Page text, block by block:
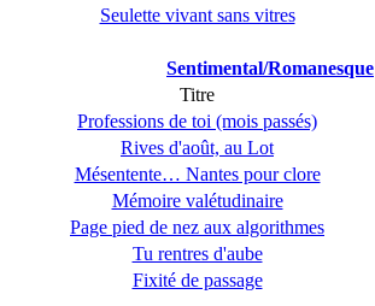
Seulette vivant sans vitres
Sentimental/Romanesque
Titre
Professions de toi (mois passés)
Rives d'août, au Lot
Mésentente… Nantes pour clore
Mémoire valétudinaire
Page pied de nez aux algorithmes
Tu rentres d'aube
Fixité de passage